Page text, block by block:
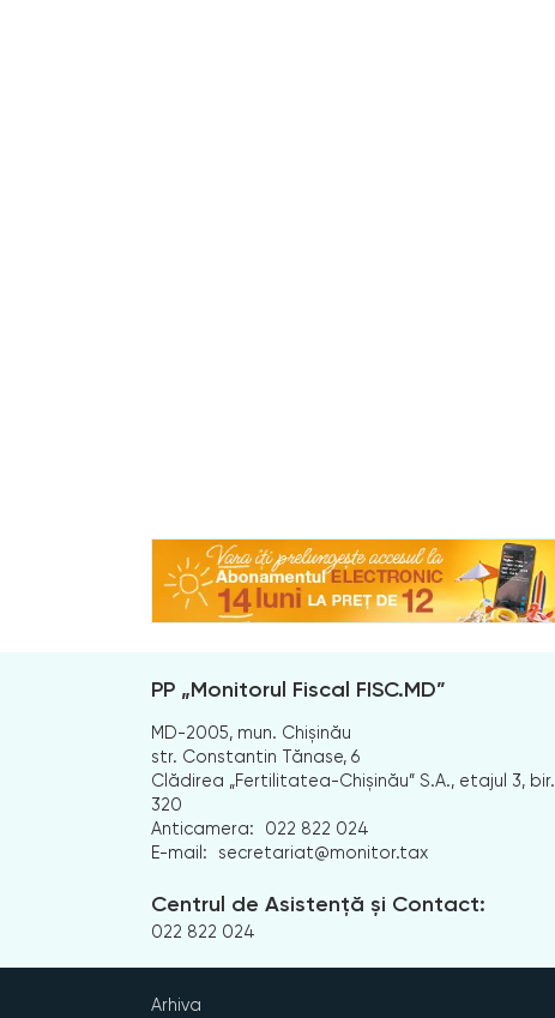
PP „Monitorul Fiscal FISC.MD”
MD-2005, mun. Chișinău
str. Constantin Tănase, 6
Clădirea „Fertilitatea-Chișinău” S.A., etajul 3, bir.
320
Anticamera:
022 822 024
E-mail:
secretariat@monitor.tax
Centrul de Asistență și Contact:
022 822 024
Arhiva